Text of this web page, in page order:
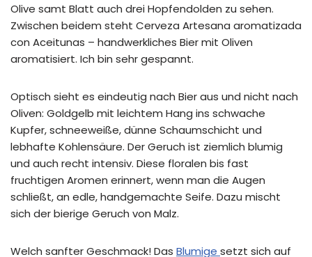
Olive samt Blatt auch drei Hopfendolden zu sehen.
Zwischen beidem steht Cerveza Artesana aromatizada
con Aceitunas – handwerkliches Bier mit Oliven
aromatisiert. Ich bin sehr gespannt.
Optisch sieht es eindeutig nach Bier aus und nicht nach
Oliven: Goldgelb mit leichtem Hang ins schwache
Kupfer, schneeweiße, dünne Schaumschicht und
lebhafte Kohlensäure. Der Geruch ist ziemlich blumig
und auch recht intensiv. Diese floralen bis fast
fruchtigen Aromen erinnert, wenn man die Augen
schließt, an edle, handgemachte Seife. Dazu mischt
sich der bierige Geruch von Malz.
Welch sanfter Geschmack! Das Blumige setzt sich auf